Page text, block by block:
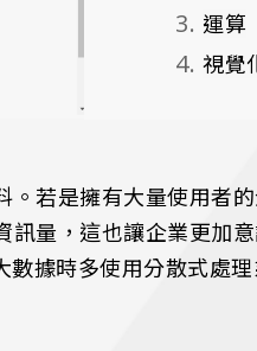
運算
視覺
若是擁有大量使用者
量，這也讓企業更加
據時多使用分散式處理